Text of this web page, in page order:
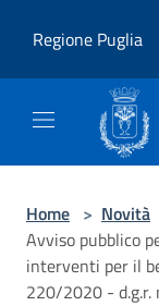
Regione Puglia
Home > Novità
Avviso pubblico
interventi per il
220/2020 -